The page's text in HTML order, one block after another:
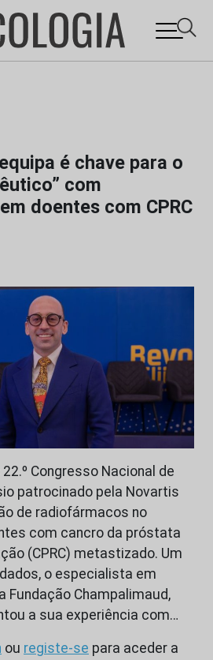
é chave para o
com
doentes com CPRC
Congresso Nacional de
patrocinado pela Novartis
de radiofármacos no
com cancro da próstata
(CPRC) metastizado. Um
o especialista em
Fundação Champalimaud,
a sua experiência com…
ou registe-se para aceder a